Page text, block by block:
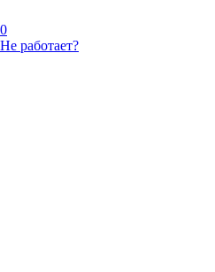
0
Не работает?